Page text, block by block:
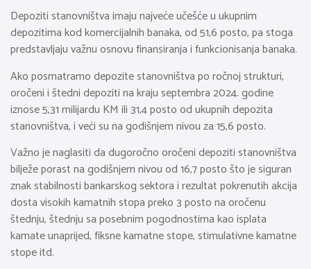
Depoziti stanovništva imaju najveće učešće u ukupnim
depozitima kod komercijalnih banaka, od 51,6 posto, pa stoga
predstavljaju važnu osnovu finansiranja i funkcionisanja banaka.
Ako posmatramo depozite stanovništva po ročnoj strukturi,
oročeni i štedni depoziti na kraju septembra 2024. godine
iznose 5,31 milijardu KM ili 31,4 posto od ukupnih depozita
stanovništva, i veći su na godišnjem nivou za 15,6 posto.
Važno je naglasiti da dugoročno oročeni depoziti stanovništva
bilježe porast na godišnjem nivou od 16,7 posto što je siguran
znak stabilnosti bankarskog sektora i rezultat pokrenutih akcija
dosta visokih kamatnih stopa preko 3 posto na oročenu
štednju, štednju sa posebnim pogodnostima kao isplata
kamate unaprijed, fiksne kamatne stope, stimulativne kamatne
stope itd.